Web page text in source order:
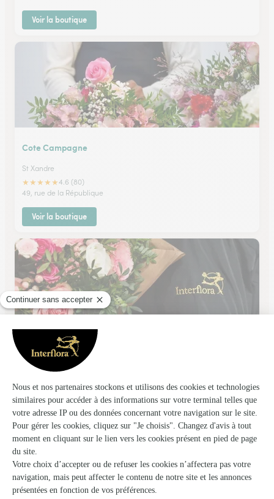
Voir la boutique
Cote Campagne
St Xandre
★★★★★4.6 (80)
49, rue de la République
Voir la boutique
Botanik’ Art
La Rochelle
19, rue Chef de ville
Voir la boutique